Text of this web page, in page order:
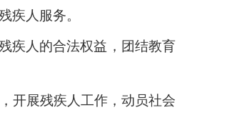
疾人服务。
疾人的合法权益，团结教育
开展残疾人工作，动员社会